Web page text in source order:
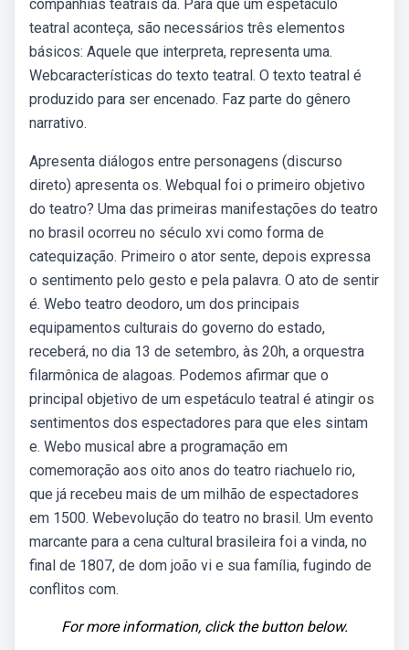
companhias teatrais da. Para que um espetáculo
teatral aconteça, são necessários três elementos
básicos: Aquele que interpreta, representa uma.
Webcaracterísticas do texto teatral. O texto teatral é
produzido para ser encenado. Faz parte do gênero
narrativo.
Apresenta diálogos entre personagens (discurso
direto) apresenta os. Webqual foi o primeiro objetivo
do teatro? Uma das primeiras manifestações do teatro
no brasil ocorreu no século xvi como forma de
catequização. Primeiro o ator sente, depois expressa
o sentimento pelo gesto e pela palavra. O ato de sentir
é. Webo teatro deodoro, um dos principais
equipamentos culturais do governo do estado,
receberá, no dia 13 de setembro, às 20h, a orquestra
filarmônica de alagoas. Podemos afirmar que o
principal objetivo de um espetáculo teatral é atingir os
sentimentos dos espectadores para que eles sintam
e. Webo musical abre a programação em
comemoração aos oito anos do teatro riachuelo rio,
que já recebeu mais de um milhão de espectadores
em 1500. Webevolução do teatro no brasil. Um evento
marcante para a cena cultural brasileira foi a vinda, no
final de 1807, de dom joão vi e sua família, fugindo de
conflitos com.
For more information, click the button below.